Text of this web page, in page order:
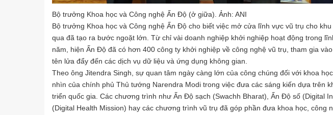
Bộ trưởng Khoa học và Công nghệ Ấn Độ (ở giữa). Ảnh: ANI
Bộ trưởng Khoa học và Công nghệ Ấn Độ cho biết việc mở cửa lĩnh vực vũ trụ cho
qua đã tạo ra bước ngoặt lớn. Từ chỉ vài doanh nghiệp khởi nghiệp hoạt động trong
năm, hiện Ấn Độ đã có hơn 400 công ty khởi nghiệp về công nghệ vũ trụ, tham gia
tên lửa đẩy đến các dịch vụ dữ liệu và ứng dụng không gian.
Theo ông Jitendra Singh, sự quan tâm ngày càng lớn của công chúng đối với khoa
nhìn của chính phủ Thủ tướng Narendra Modi trong việc đưa các sáng kiến dựa trên
triển quốc gia. Các chương trình như Ấn Độ sạch (Swachh Bharat), Ấn Độ số (Digital
(Digital Health Mission) hay các chương trình vũ trụ đã góp phần đưa khoa học, công